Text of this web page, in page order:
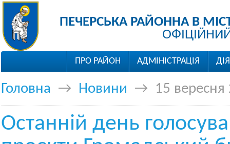
ПЕЧЕРСЬКА РАЙОННА В
ПРО РАЙОН АДМІНІСТРАЦІЯ
Головна → Новини → 15 вересня
Останній день